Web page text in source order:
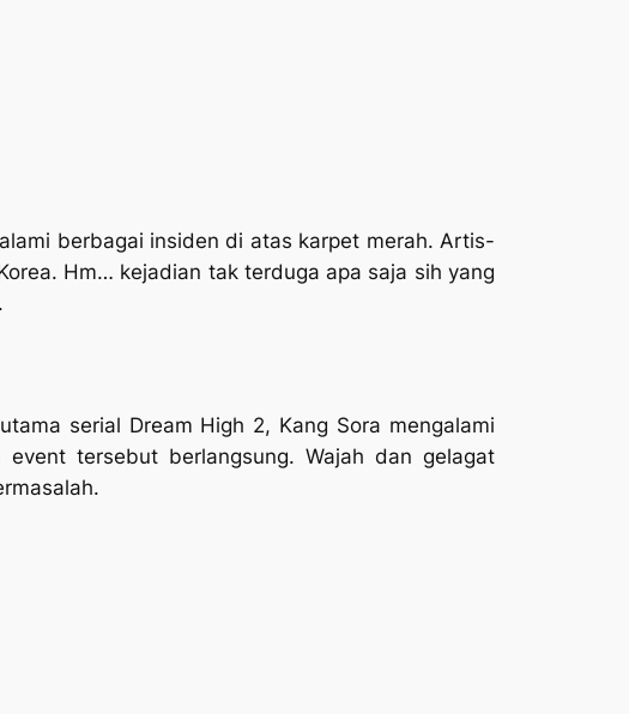
berbagai insiden di atas karpet merah. Artis-
Hm… kejadian tak terduga apa saja sih yang
serial Dream High 2, Kang Sora mengalami
tersebut berlangsung. Wajah dan gelagat